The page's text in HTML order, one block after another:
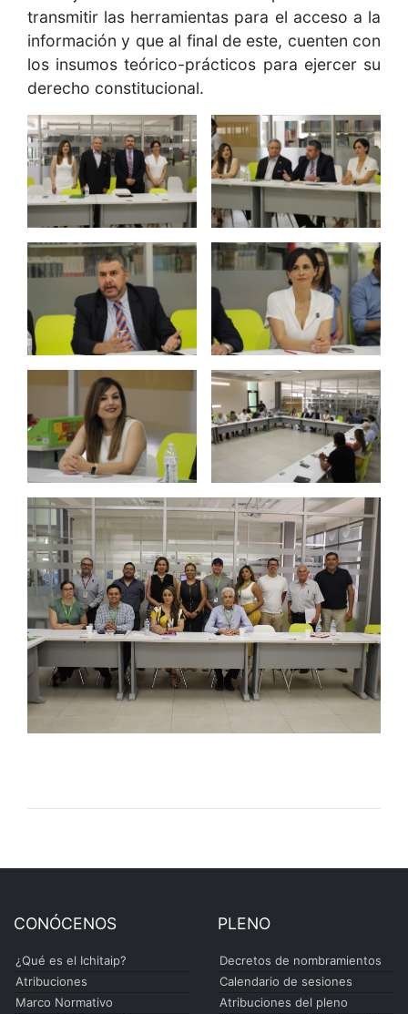
transmitir las herramientas para el acceso a la
información y que al final de este, cuenten con
los insumos teórico-prácticos para ejercer su
derecho constitucional.
CONÓCENOS
¿Qué es el Ichitaip?
Atribuciones
Marco Normativo
PLENO
Decretos de nombramientos
Calendario de sesiones
Atribuciones del pleno